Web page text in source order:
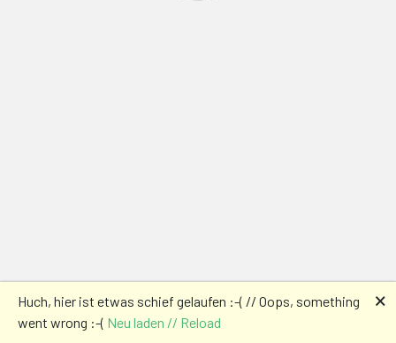
Huch, hier ist etwas schief gelaufen :-( // Oops, something
went wrong :-( Neu laden // Reload
🗙